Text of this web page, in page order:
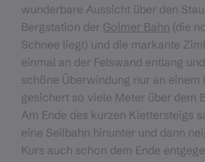
wunderbare Aussicht über den
Bergstation der Golmer Bahn (die
Schnee liegt) und die markante
einmal an der Felswand entlang
schöne Überwindung nur an einem
gesichert so viele Meter über dem
Am Ende des kurzen Klettersteigs
eine Seilbahn hinunter und dann
Kurs auch schon dem Ende